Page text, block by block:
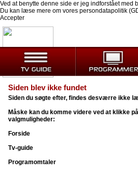
Ved at benytte denne side er jeg indforstået med
Du kan læse mere om vores persondatapolitik
Accepter
Siden blev ikke fundet
Siden du søgte efter, findes desværre ikke
Måske kan du komme videre ved at klikke
valgmuligheder:
Forside
Tv-guide
Programomtaler